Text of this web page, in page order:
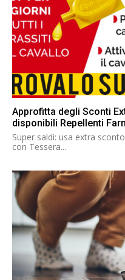
Approfitta degli Sconti
disponibili Repellenti
Super saldi: usa extra
con Tessera...